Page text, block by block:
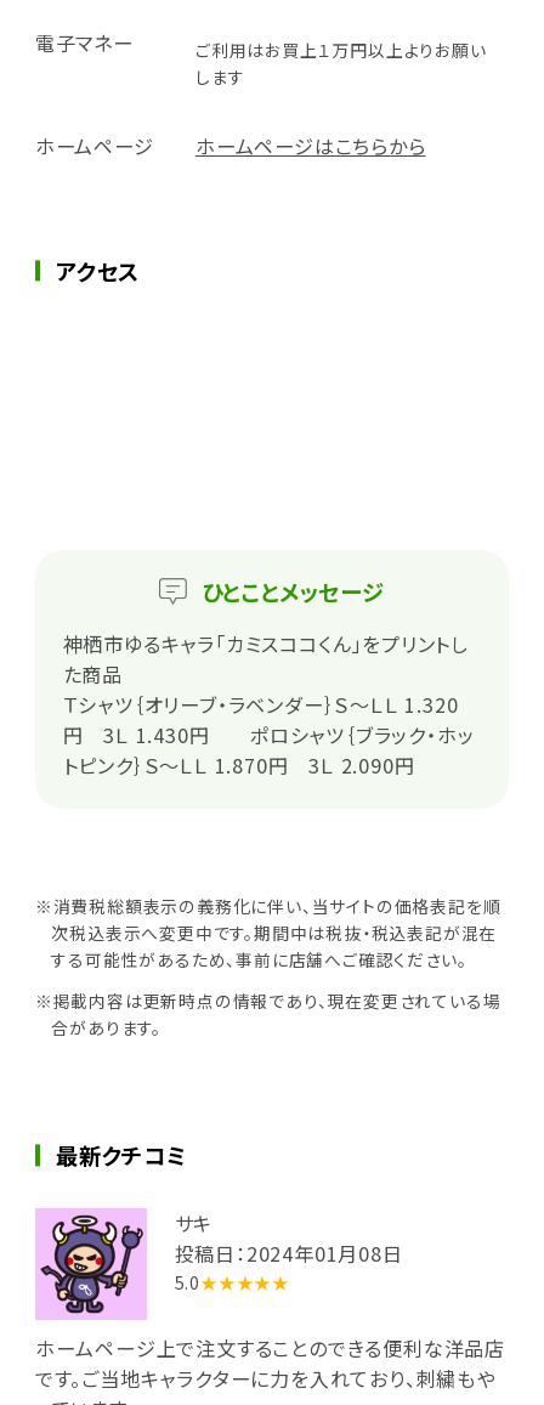
電子マネー
ご利用はお買上１万円以上よりお願い
します
ホームページ ホームページはこちらから
アクセス
ひとことメッセージ
神栖市ゆるキャラ「カミスココくん」をプリントし
た商品
Ｔシャツ｛オリーブ・ラベンダー｝Ｓ～ＬＬ 1.320
円 3Ｌ 1.430円 ポロシャツ｛ブラック・ホッ
トピンク｝Ｓ～ＬＬ 1.870円 3Ｌ 2.090円
※消費税総額表示の義務化に伴い、当サイトの価格表記を順
次税込表示へ変更中です。期間中は税抜・税込表記が混在
する可能性があるため、事前に店舗へご確認ください。
※掲載内容は更新時点の情報であり、現在変更されている場
合があります。
最新クチコミ
サキ
投稿日：2024年01月08日
5.0★★★★★
ホームページ上で注文することのできる便利な洋品店
です。ご当地キャラクターに力を入れており、刺繍もや